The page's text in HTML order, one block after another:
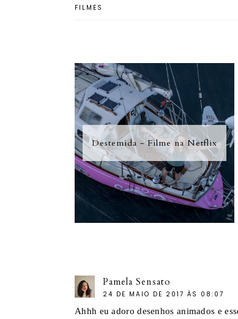
FILMES
Destemida - Filme na Netflix
Pamela Sensato
24 DE MAIO DE 2017 ÀS 08:07
Ahhh eu adoro desenhos animados e